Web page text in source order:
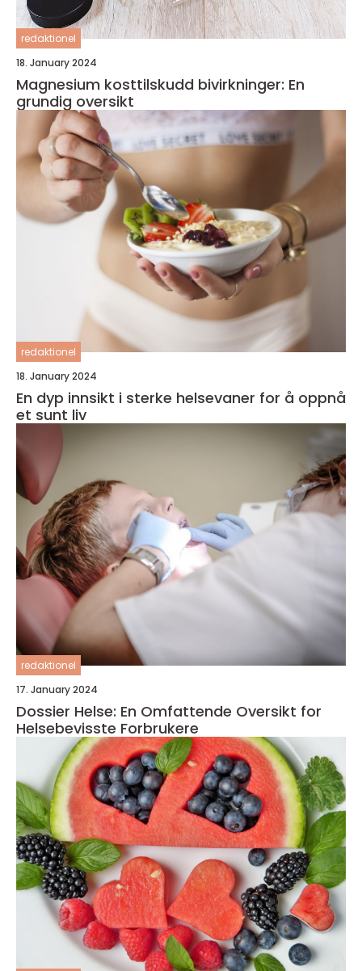
redaktionel
18. January 2024
Magnesium kosttilskudd bivirkninger: En
grundig oversikt
redaktionel
18. January 2024
En dyp innsikt i sterke helsevaner for å oppnå
et sunt liv
redaktionel
17. January 2024
Dossier Helse: En Omfattende Oversikt for
Helsebevisste Forbrukere